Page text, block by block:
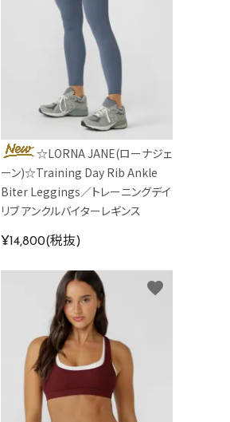
☆LORNA JANE(ローナジェ
ーン)☆Training Day Rib Ankle
Biter Leggings／トレーニングデイ
リブ アンクルバイターレギンス
¥14,800(税抜)
favorite